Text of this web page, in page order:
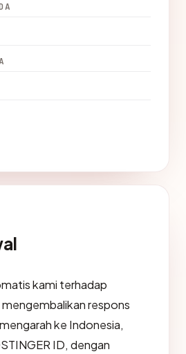
kami terhadap
mengembalikan respons
ke Indonesia,
ID, dengan